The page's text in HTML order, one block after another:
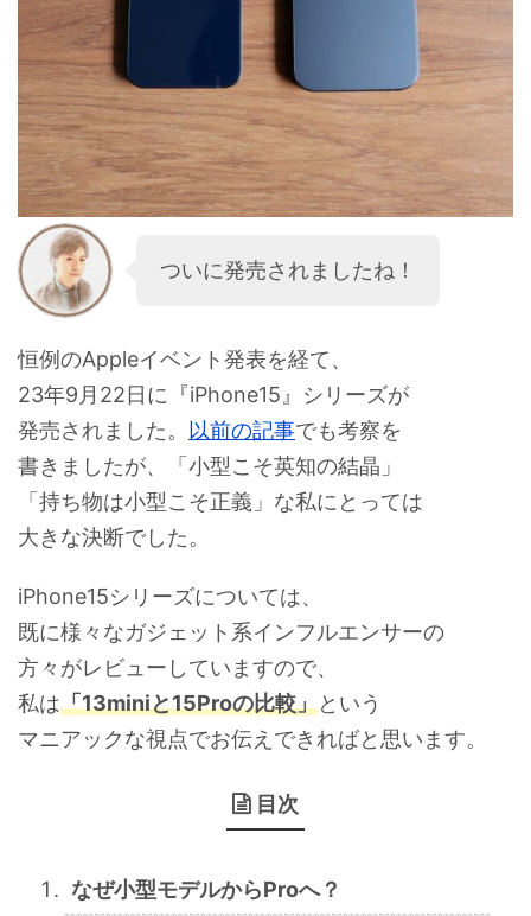
ついに発売されましたね！
恒例のAppleイベント発表を経て、
23年9月22日に『iPhone15』シリーズが
発売されました。 以前の記事でも考察を
書きましたが、「小型こそ英知の結晶」
「持ち物は小型こそ正義」な私にとっては
大きな決断でした。
iPhone15シリーズについては、
既に様々なガジェット系インフルエンサーの
方々がレビューしていますので、
私は「13miniと15Proの比較」という
マニアックな視点でお伝えできればと思います。
目次
なぜ小型モデルからProへ？